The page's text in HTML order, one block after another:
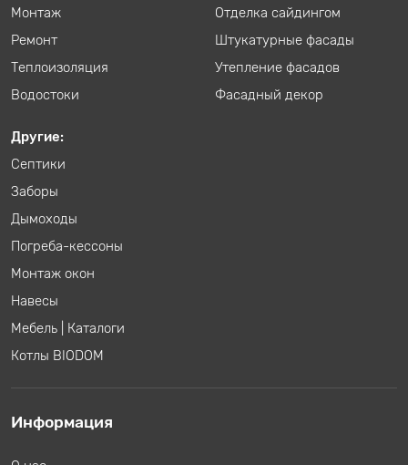
Монтаж
Ремонт
Теплоизоляция
Водостоки
Отделка сайдингом
Штукатурные фасады
Утепление фасадов
Фасадный декор
Другие:
Септики
Заборы
Дымоходы
Погреба-кессоны
Монтаж окон
Навесы
Мебель
Каталоги
Котлы BIODOM
Информация